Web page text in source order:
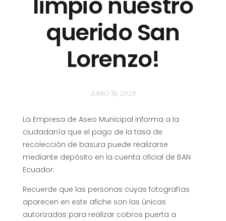
querido San
Lorenzo!
JUNIO 18, 2026
La Empresa de Aseo Municipal informa a la
ciudadanía que el pago de la tasa de
recolección de basura puede realizarse
mediante depósito en la cuenta oficial de BAN
Ecuador.
Recuerde que las personas cuyas fotografías
aparecen en este afiche son las únicas
autorizadas para realizar cobros puerta a